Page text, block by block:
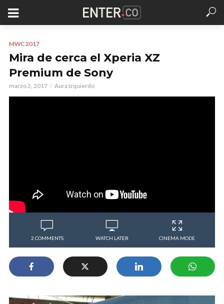
MWC 2017
Mira de cerca el Xperia XZ
Premium de Sony
marzo 2, 2017 Aura Izquierdo
2 COMMENTS WATCH LATER CINEMA MODE